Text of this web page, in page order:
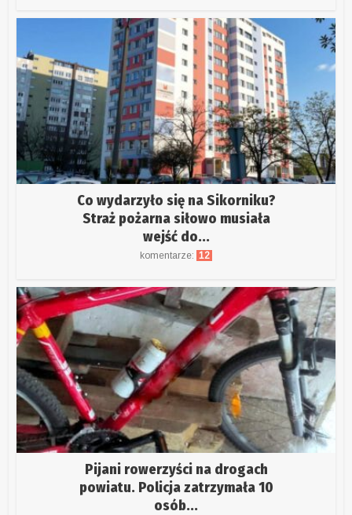
Co wydarzyło się na Sikorniku?
Straż pożarna siłowo musiała
wejść do...
komentarze: 12
Pijani rowerzyści na drogach
powiatu. Policja zatrzymała 10
osób...